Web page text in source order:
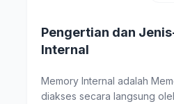
Pengertian dan
Internal
Memory Internal adalah
diakses secara langsung